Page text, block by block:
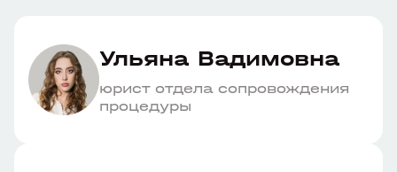
Ульяна Вадимовна
юрист отдела сопровождения
процедуры